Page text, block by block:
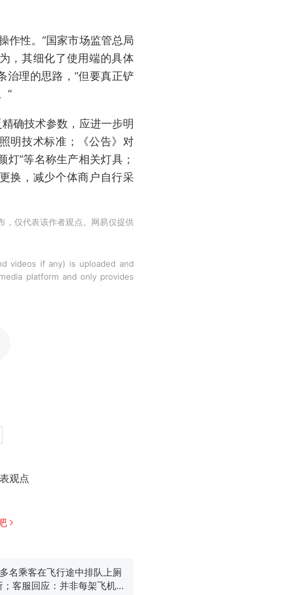
作性。”国家市场监管总局
，其细化了使用端的具体
治理的思路，“但要真正铲
”
确技术参数，应进一步明
明技术标准；《公告》对
灯”等名称生产相关灯具；
换，减少个体商户自行采
，仅代表该作者观点。网易仅提供
videos if any) is uploaded and
platform and only provides
观点
才肯搬上楼！女子傻眼
回应
：天塌了！
句“跟我回家”改写了人生